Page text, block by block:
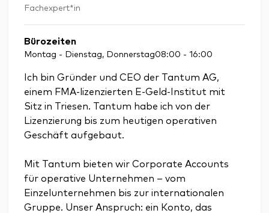
Fachexpert*in
Bürozeiten
Montag - Dienstag, Donnerstag08:00 - 16:00
Ich bin Gründer und CEO der Tantum AG,
einem FMA-lizenzierten E-Geld-Institut mit
Sitz in Triesen. Tantum habe ich von der
Lizenzierung bis zum heutigen operativen
Geschäft aufgebaut.
Mit Tantum bieten wir Corporate Accounts
für operative Unternehmen – vom
Einzelunternehmen bis zur internationalen
Gruppe. Unser Anspruch: ein Konto, das